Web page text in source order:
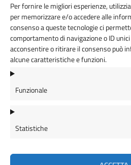
Per fornire le migliori esperienze,
per memorizzare e/o accedere alle
consenso a queste tecnologie ci
comportamento di navigazione o ID
acconsentire o ritirare il consenso può
alcune caratteristiche e funzioni.
Funzionale
Statistiche
C.F.
90029810026
Cod. Univoco
UFAWXD
AMMINISTRAZIONE TRASPARENTE